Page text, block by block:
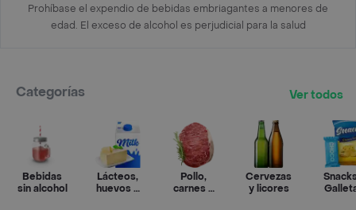
Prohíbase el expendio de bebidas embriagantes a menores de
edad. El exceso de alcohol es perjudicial para la salud
Categorías Ver todos
Bebidas
sin alcohol
Lácteos,
huevos y
Pollo,
carnes y
Cervezas
y licores